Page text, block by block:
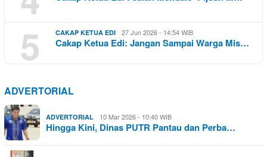
5 CAKAP KETUA EDI 27 Jun 2026 - 14:54 WIB
Cakap Ketua Edi: Jangan Sampai Warga Mis…
ADVERTORIAL
ADVERTORIAL 10 Mar 2026 - 10:40 WIB
Hingga Kini, Dinas PUTR Pantau dan Perba…